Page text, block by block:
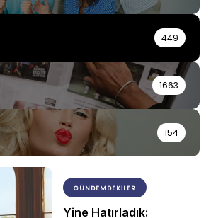
449
1663
154
GÜNDEMDEKILER
Yine Hatırladık: